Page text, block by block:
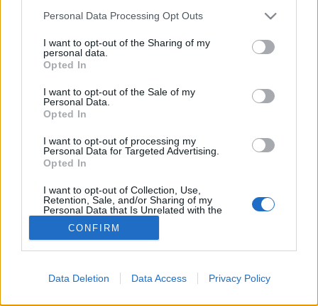
Please note that this website/app uses one or more Google
not limited to your visit or usage behaviour. You may click to
grant or deny consent to Google and its third-party tags to
use your data for below specified purposes in below Google
consent section.
Personal Data Processing Opt Outs
I want to opt-out of the Sharing of my
personal data.
Opted In
I want to opt-out of the Sale of my
Personal Data.
Opted In
I want to opt-out of processing my
Personal Data for Targeted Advertising.
Opted In
I want to opt-out of Collection, Use,
Retention, Sale, and/or Sharing of my
Personal Data that Is Unrelated with the
Purposes for which it was collected.
Opted Out
I want to allow Google to enable storage
related to advertising like cookies on web or
CONFIRM
Data Deletion Data Access Privacy Policy
Bakancslista 2014
•2014. november 14.
Hasonlóan a "Kabátkörkép" című sorozatunkhoz, a
"Bakancslistában" is minden évben összegyűjtjük az
többek között az ASOS.com, a H&M, a Zara és a
Springfield kínálatából válogattunk össze néhány